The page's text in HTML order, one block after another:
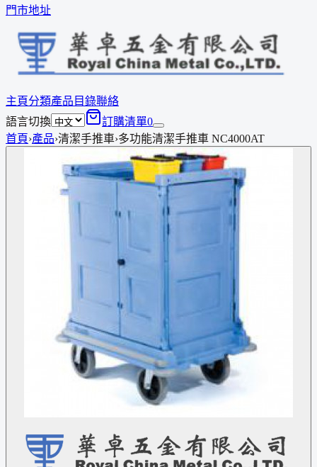
門市地址
主頁分類產品 目錄聯絡
語言切換
訂購清單0
首頁›產品›清潔手推車›多功能清潔手推車 NC4000AT